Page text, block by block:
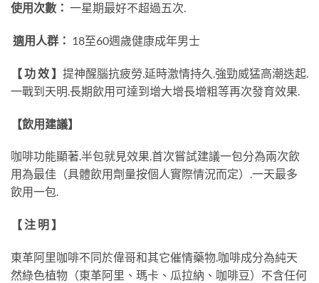
使用次數： 一星期最好不超過五次.
適用人群： 18至60週歲健康成年男士
【 功 效 】 提神醒腦抗疲勞.延時激情持久.強勁威猛高潮迭起.
一戰到天明.長期飲用可達到增大增長增粗等再次發育效果.
【飲用建議】
咖啡功能顯著.半包就見效果.首次嘗試建議一包分為兩次飲
用為最佳（具體飲用劑量按個人實際情況而定）.一天最多
飲用一包.
【 注 明 】
東革阿里咖啡不同於偉哥和其它催情藥物.咖啡成分為純天
然綠色植物（東革阿里、瑪卡、瓜拉納、咖啡豆）不含任何